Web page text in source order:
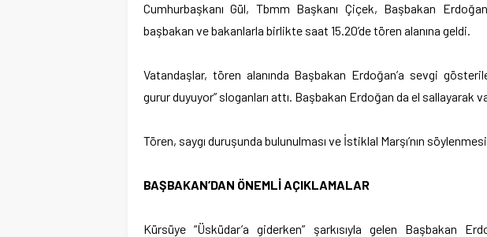
Cumhurbaşkanı Gül, Tbmm Başkanı Çiçek, Başbakan
başbakan ve bakanlarla birlikte saat 15.20’de tören alanına geldi.
Vatandaşlar, tören alanında Başbakan Erdoğan’a sevgi
gurur duyuyor” sloganları attı. Başbakan Erdoğan da el sallayarak
Tören, saygı duruşunda bulunulması ve İstiklal Marşı’nın
BAŞBAKAN’DAN ÖNEMLİ AÇIKLAMALAR
Kürsüye “Üsküdar’a giderken” şarkısıyla gelen Başbakan